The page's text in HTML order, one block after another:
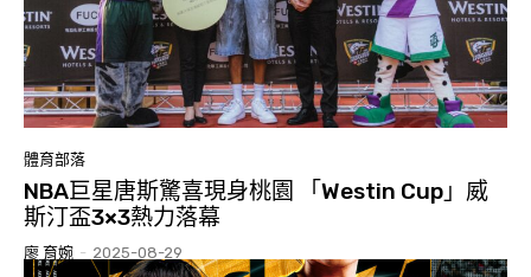
體育部落
NBA巨星唐斯驚喜現身桃園 「Westin Cup」威
斯汀盃3×3熱力落幕
廖 育婉 - 2025-08-29